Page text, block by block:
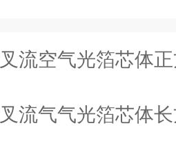
叉流空气光箔芯体
叉流气气光箔芯体